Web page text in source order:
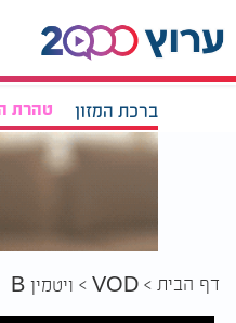
ברכת המזון טהרת
דף הבית VOD ויטמין B